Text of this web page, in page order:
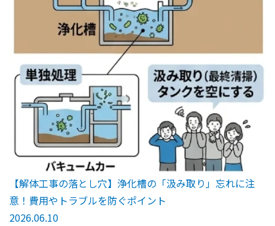
【解体工事の落とし穴】浄化槽の「汲み取り」忘れに注
意！費用やトラブルを防ぐポイント
2026.06.10